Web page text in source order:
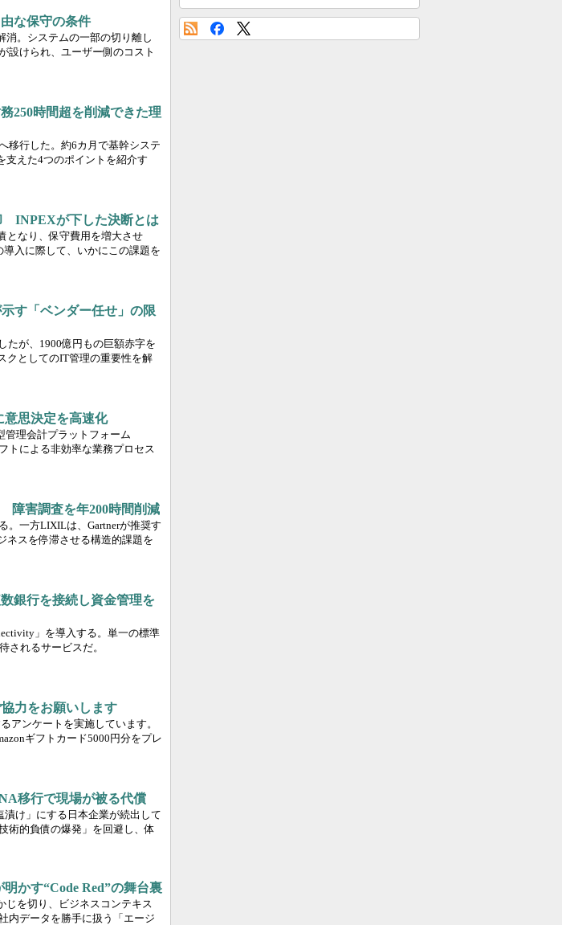
な保守の条件
消。システムの一部の切り離し
設けられ、ユーザー側のコスト
250時間超を削減できた理
移行した。約6カ月で基幹システ
支えた4つのポイントを紹介す
INPEXが下した決断とは
となり、保守費用を増大させ
導入に際して、いかにこの課題を
す「ベンダー任せ」の限
たが、1900億円もの巨額赤字を
クとしてのIT管理の重要性を解
思決定を高速化
管理会計プラットフォーム
トによる非効率な業務プロセス
害調査を年200時間削減
。一方LIXILは、Gartnerが推奨す
ネスを停滞させる構造的課題を
銀行を接続し資金管理を
」を導入する。単一の標準
されるサービスだ。
力をお願いします
アンケートを実施しています。
ギフトカード5000円分をプレ
移行で現場が被る代償
漬け」にする日本企業が続出して
術的負債の爆発」を回避し、体
かす“Code Red”の舞台裏
じを切り、ビジネスコンテキス
内データを勝手に扱う「エージ